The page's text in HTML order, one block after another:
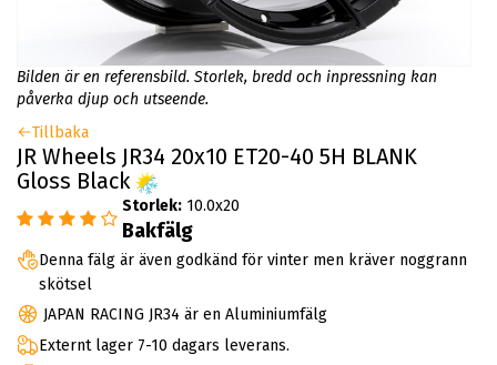
Bilden är en referensbild. Storlek, bredd och inpressning kan
påverka djup och utseende.
Tillbaka
JR Wheels JR34 20x10 ET20-40 5H BLANK
Gloss Black
Storlek: 10.0x20
Bakfälg
Denna fälg är även godkänd för vinter men kräver noggrann
skötsel
JAPAN RACING JR34 är en Aluminiumfälg
Externt lager 7-10 dagars leverans.